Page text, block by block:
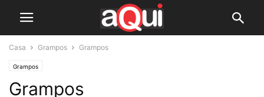
Casa Grampos Grampos
Grampos
Grampos